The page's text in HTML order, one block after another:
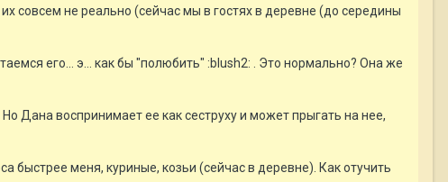
совсем не реально (сейчас мы в гостях в деревне (до середины
его... э... как бы "полюбить" :blush2: . Это нормально? Она же
Дана воспринимает ее как сеструху и может прыгать на нее,
быстрее меня, куриные, козьи (сейчас в деревне). Как отучить